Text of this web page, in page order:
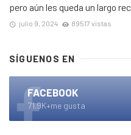
pero aún les queda un largo
julio 9, 2024 89517 vistas
SÍGUENOS EN
FACEBOOK
71.9K+me gusta